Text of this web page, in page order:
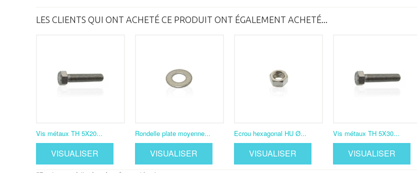
LES CLIENTS QUI ONT ACHETÉ CE PRODUIT ONT ÉGALEMENT ACHETÉ...
Vis métaux TH 5X20...
VISUALISER
Rondelle plate moyenne...
VISUALISER
Ecrou hexagonal HU Ø...
VISUALISER
Vis métaux TH 5X30...
VISUALISER